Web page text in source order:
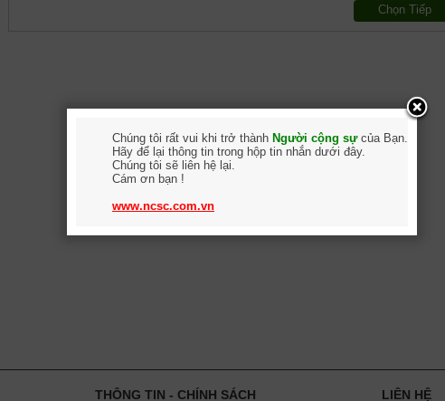
Chọn Tiếp
THÔNG TIN - CHÍNH SÁCH LIÊN HỆ
Chúng tôi rất vui khi trở thành Người cộng sựcủa Bạn.
Hãy để lại thông tin trong hộp tin nhắn dưới đây.
Chúng tôi sẽ liên hệ lại.
Cám ơn bạn !
www.ncsc.com.vn